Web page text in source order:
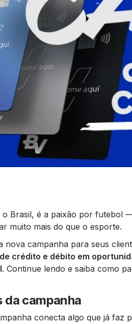
o Brasil, é a paixão por futebol
muito mais do que o esporte.
nova campanha para seus
de crédito e débito em
. Continue lendo e saiba como
da campanha
conecta algo que já faz